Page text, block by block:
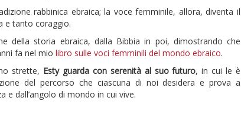
rabbinica ebraica; la voce femminile, allora, diventa il
e tanto coraggio.
della storia ebraica, dalla Bibbia in poi, dimostrando che
fa nel mio libro sulle voci femminili del mondo ebraico.
strette, Esty guarda con serenità al suo futuro, in cui le è
del percorso che ciascuna di noi desidera e prova a
e dall’angolo di mondo in cui vive.